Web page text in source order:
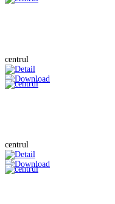
centrul
centrul